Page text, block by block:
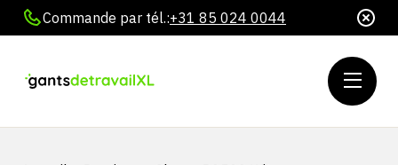
Commande par tél.:+31 85 024 0044